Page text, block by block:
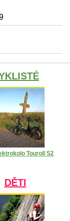
Touroll S2
DĚTI